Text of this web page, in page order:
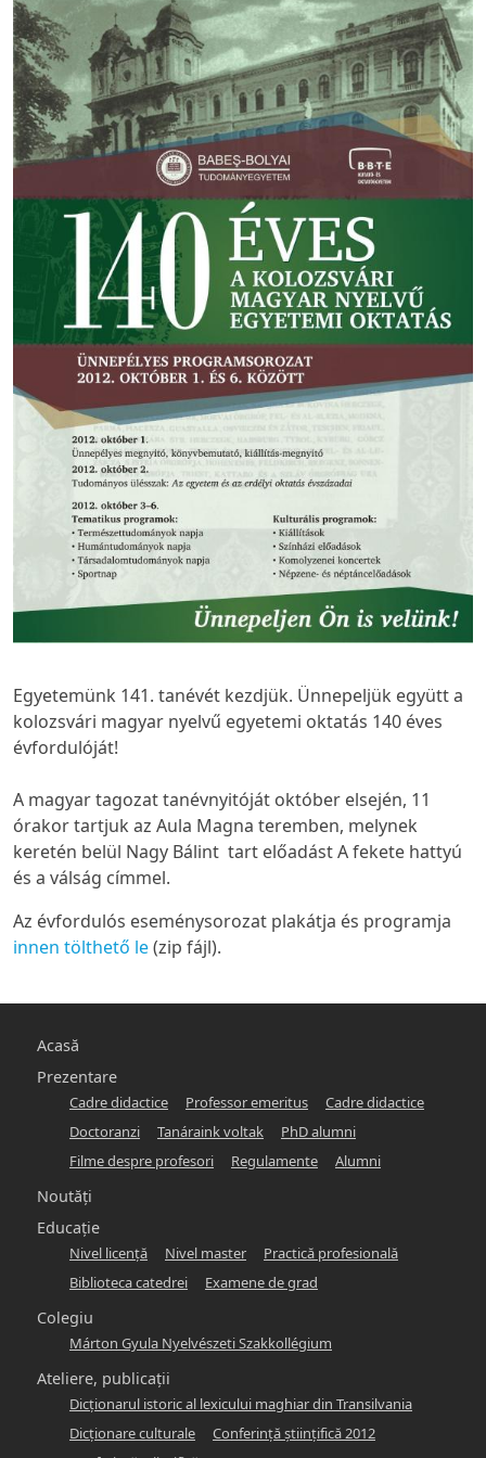
Egyetemünk 141. tanévét kezdjük. Ünnepeljük együtt a
kolozsvári magyar nyelvű egyetemi oktatás 140 éves
évfordulóját!
A magyar tagozat tanévnyitóját október elsején, 11
órakor tartjuk az Aula Magna teremben, melynek
keretén belül Nagy Bálint tart előadástA fekete hattyú
és a válság címmel.
Az évfordulós eseménysorozat plakátja és programja
innen tölthető le(zip fájl).
Main
navigation
hunlang
Acasă
Prezentare
Cadre didactice Professor emeritus
Cadre didactice
Doctoranzi
Tanáraink voltak
PhD alumni
Filme despre profesori
Regulamente Alumni
Noutăți
Educație
Nivel licență Nivel master
Practică profesională
Biblioteca catedrei
Examene de grad
Colegiu
Márton Gyula Nyelvészeti Szakkollégium
Ateliere, publicații
Dicţionarul istoric al lexicului maghiar din Transilvania
Dicţionare culturale
Conferinţă ştiinţifică 2012